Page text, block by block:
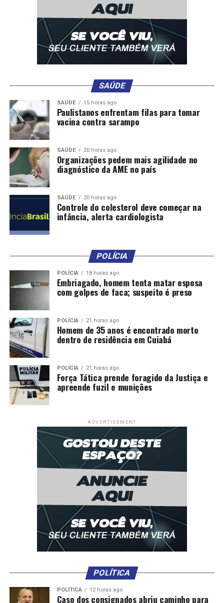
SAÚDE
SAÚDE 15 horas ago
Paulistanos enfrentam filas para tomar
vacina contra sarampo
SAÚDE 20 horas ago
Organizações pedem mais agilidade no
diagnóstico da AME no país
SAÚDE 20 horas ago
Controle do colesterol deve começar na
infância, alerta cardiologista
POLÍCIA
POLÍCIA 18 horas ago
Embriagado, homem tenta matar esposa
com golpes de faca; suspeito é preso
POLÍCIA 21 horas ago
Homem de 35 anos é encontrado morto
dentro de residência em Cuiabá
POLÍCIA 21 horas ago
Força Tática prende foragido da Justiça e
apreende fuzil e munições
ADVERTISEMENT
POLÍTICA
POLÍTICA 12 horas ago
Caso dos consignados abriu caminho para